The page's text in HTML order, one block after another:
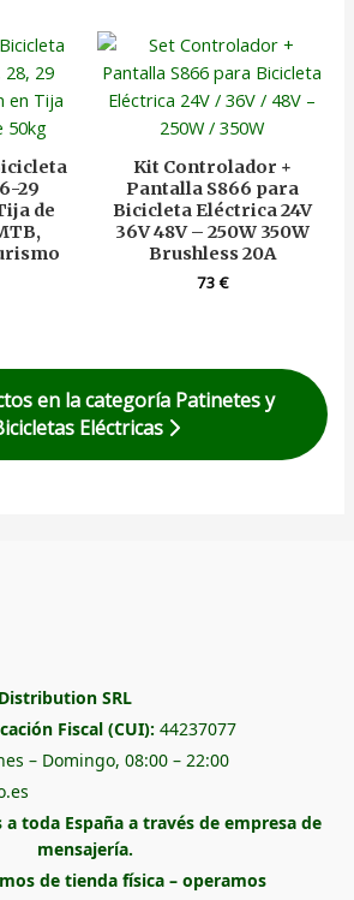
29
de
Kit Controlador +
Pantalla S866 para
Bicicleta Eléctrica 24V
36V 48V – 250W 350W
Brushless 20A
73€
en la categoría Patinetes y
Eléctricas
SRL
Fiscal (CUI): 44237077
– Domingo, 08:00 – 22:00
a toda España a través de empresa de
mensajería.
de tienda física – operamos